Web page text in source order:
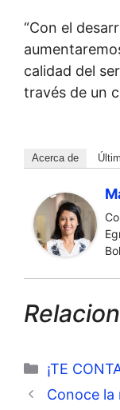
“Con el
calidad del
través de un
Acerca de
Categorías
¡TE
Conoce la